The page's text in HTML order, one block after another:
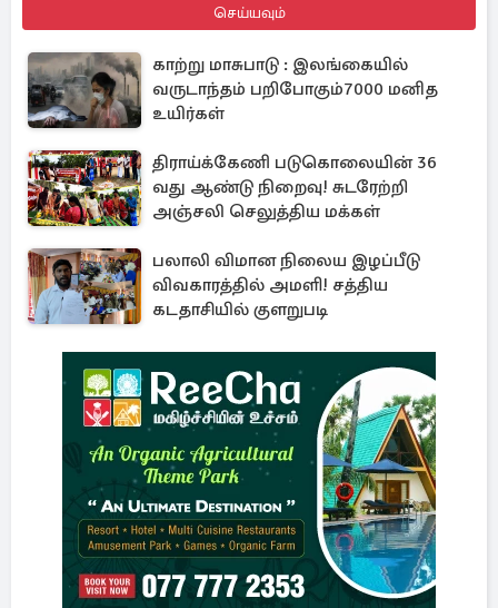
செய்யவும்
காற்று மாசுபாடு : இலங்கையில்
வருடாந்தம் பறிபோகும்7000 மனித
உயிர்கள்
திராய்க்கேணி படுகொலையின் 36
வது ஆண்டு நிறைவு! சுடரேற்றி
அஞ்சலி செலுத்திய மக்கள்
பலாலி விமான நிலைய இழப்பீடு
விவகாரத்தில் அமளி! சத்திய
கடதாசியில் குளறுபடி